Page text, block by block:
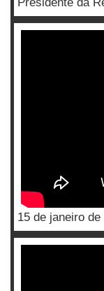
15 de janeiro